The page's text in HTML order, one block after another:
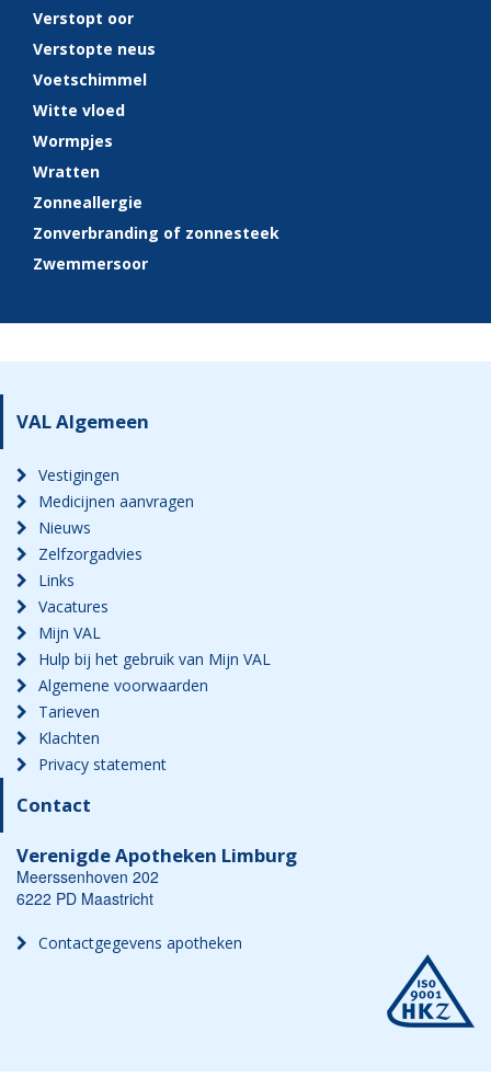
Verstopt oor
Verstopte neus
Voetschimmel
Witte vloed
Wormpjes
Wratten
Zonneallergie
Zonverbranding of zonnesteek
Zwemmersoor
VAL Algemeen
Vestigingen
Medicijnen aanvragen
Nieuws
Zelfzorgadvies
Links
Vacatures
Mijn VAL
Hulp bij het gebruik van Mijn VAL
Algemene voorwaarden
Tarieven
Klachten
Privacy statement
Contact
Verenigde Apotheken Limburg
Meerssenhoven 202
6222 PD Maastricht
Contactgegevens apotheken